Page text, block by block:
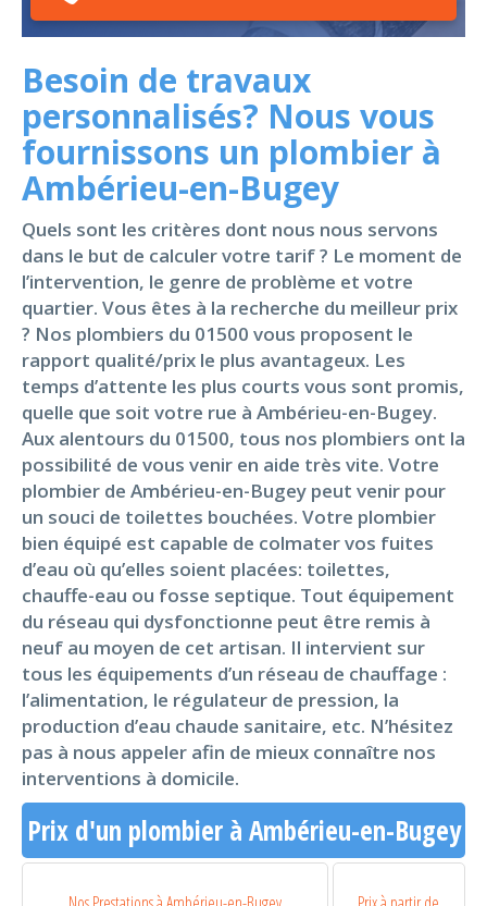
Besoin de travaux
personnalisés? Nous vous
fournissons un plombier à
Ambérieu-en-Bugey
Quels sont les critères dont nous nous servons
dans le but de calculer votre tarif ? Le moment de
l’intervention, le genre de problème et votre
quartier. Vous êtes à la recherche du meilleur prix
? Nos plombiers du 01500 vous proposent le
rapport qualité/prix le plus avantageux. Les
temps d’attente les plus courts vous sont promis,
quelle que soit votre rue à Ambérieu-en-Bugey.
Aux alentours du 01500, tous nos plombiers ont la
possibilité de vous venir en aide très vite. Votre
plombier de Ambérieu-en-Bugey peut venir pour
un souci de toilettes bouchées. Votre plombier
bien équipé est capable de colmater vos fuites
d’eau où qu’elles soient placées: toilettes,
chauffe-eau ou fosse septique. Tout équipement
du réseau qui dysfonctionne peut être remis à
neuf au moyen de cet artisan. Il intervient sur
tous les équipements d’un réseau de chauffage :
l’alimentation, le régulateur de pression, la
production d’eau chaude sanitaire, etc. N’hésitez
pas à nous appeler afin de mieux connaître nos
interventions à domicile.
Prix d'un plombier à Ambérieu-en-Bugey